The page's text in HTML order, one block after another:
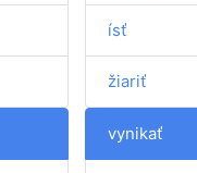
ísť
žiariť
vynikať